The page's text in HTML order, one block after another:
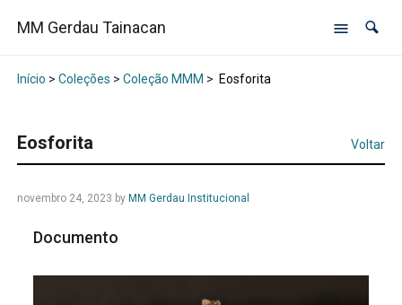
MM Gerdau Tainacan
Início > Coleções > Coleção MMM > Eosforita
Eosforita Voltar
novembro 24, 2023 by MM Gerdau Institucional
Documento